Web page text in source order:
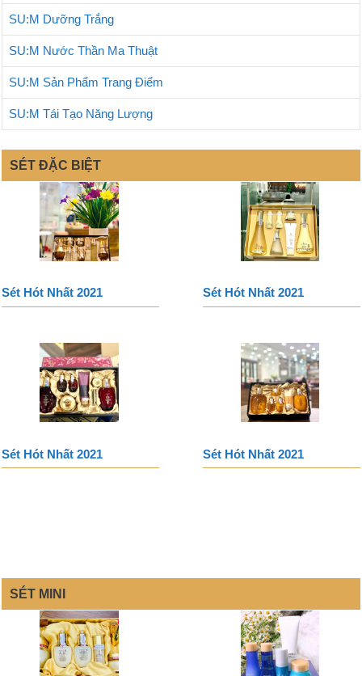
SU:M Dưỡng Trắng
SU:M Nước Thần Ma Thuật
SU:M Sản Phẩm Trang Điểm
SU:M Tái Tạo Năng Lượng
SÉT ĐẶC BIỆT
Sét Hót Nhất 2021 Sét Hót Nhất 2021
Sét Hót Nhất 2021 Sét Hót Nhất 2021
SÉT MINI